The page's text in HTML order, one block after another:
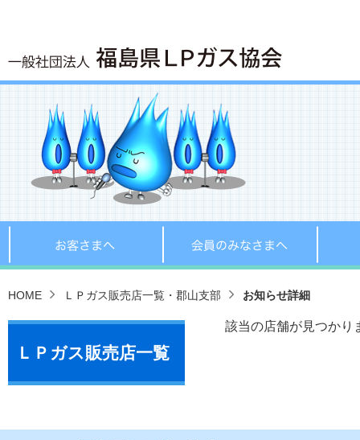
お客さまへ 会員の
HOME ＬＰガス販売店一覧・郡山支部 お知らせ詳細
該当の店舗が見つかり
ＬＰガス販売店一覧